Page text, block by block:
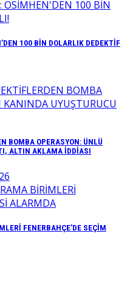
100 BİN DOLARLIK DEDEKTİF
BOMBA OPERASYON: ÜNLÜ
ALTIN AKLAMA İDDİASI
FENERBAHÇE’DE SEÇİM